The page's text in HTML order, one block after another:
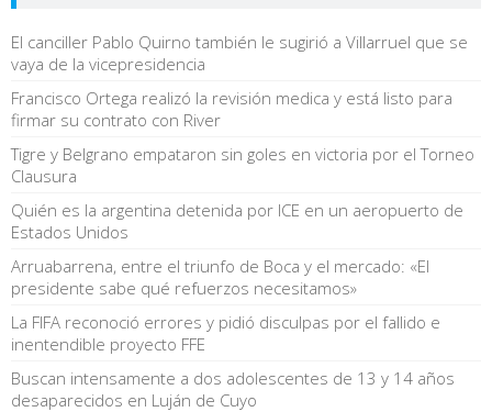
El canciller Pablo Quirno también le sugirió a Villarruel que se
vaya de la vicepresidencia
Francisco Ortega realizó la revisión medica y está listo para
firmar su contrato con River
Tigre y Belgrano empataron sin goles en victoria por el Torneo
Clausura
Quién es la argentina detenida por ICE en un aeropuerto de
Estados Unidos
Arruabarrena, entre el triunfo de Boca y el mercado: «El
presidente sabe qué refuerzos necesitamos»
La FIFA reconoció errores y pidió disculpas por el fallido e
inentendible proyecto FFE
Buscan intensamente a dos adolescentes de 13 y 14 años
desaparecidos en Luján de Cuyo